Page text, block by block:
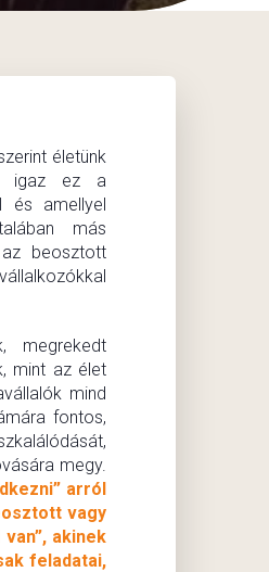
életünk
igaz ez a
és amellyel
más
az beosztott
megrekedt
mint az élet
mind
fontos,
megy.
arról
vagy
akinek
feladatai,